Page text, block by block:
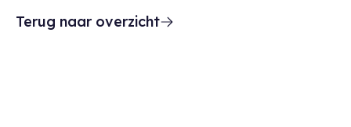
Terug naar overzicht